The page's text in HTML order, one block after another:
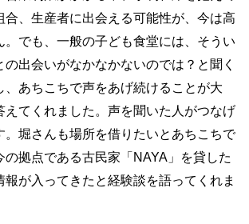
合、生産者に出会える可能性が、今は高
。でも、一般の子ども食堂には、そうい
の出会いがなかなかないのでは？と聞く
、あちこちで声をあげ続けることが大
えてくれました。声を聞いた人がつなげ
。堀さんも場所を借りたいとあちこちで
拠点である古民家「 NAYA 」を貸した
報が入ってきたと経験談を語ってくれま